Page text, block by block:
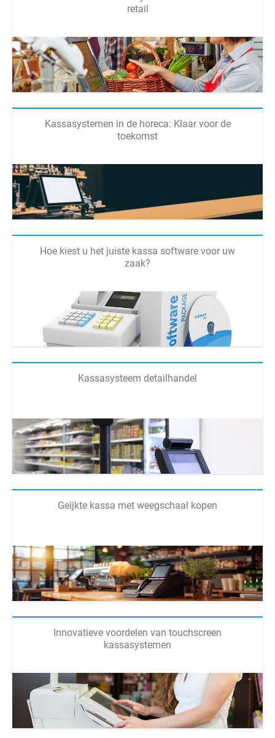
retail
Kassasystemen in de horeca: Klaar voor de
toekomst
Hoe kiest u het juiste kassa software voor uw
zaak?
Kassasysteem detailhandel
Geijkte kassa met weegschaal kopen
Innovatieve voordelen van touchscreen
kassasystemen